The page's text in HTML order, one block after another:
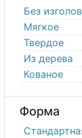
Без
Мягкое
Твердое
Из дерева
Кованое
Форма